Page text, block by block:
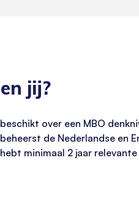
jij?
over een MBO
de Nederlandse en
minimaal 2 jaar